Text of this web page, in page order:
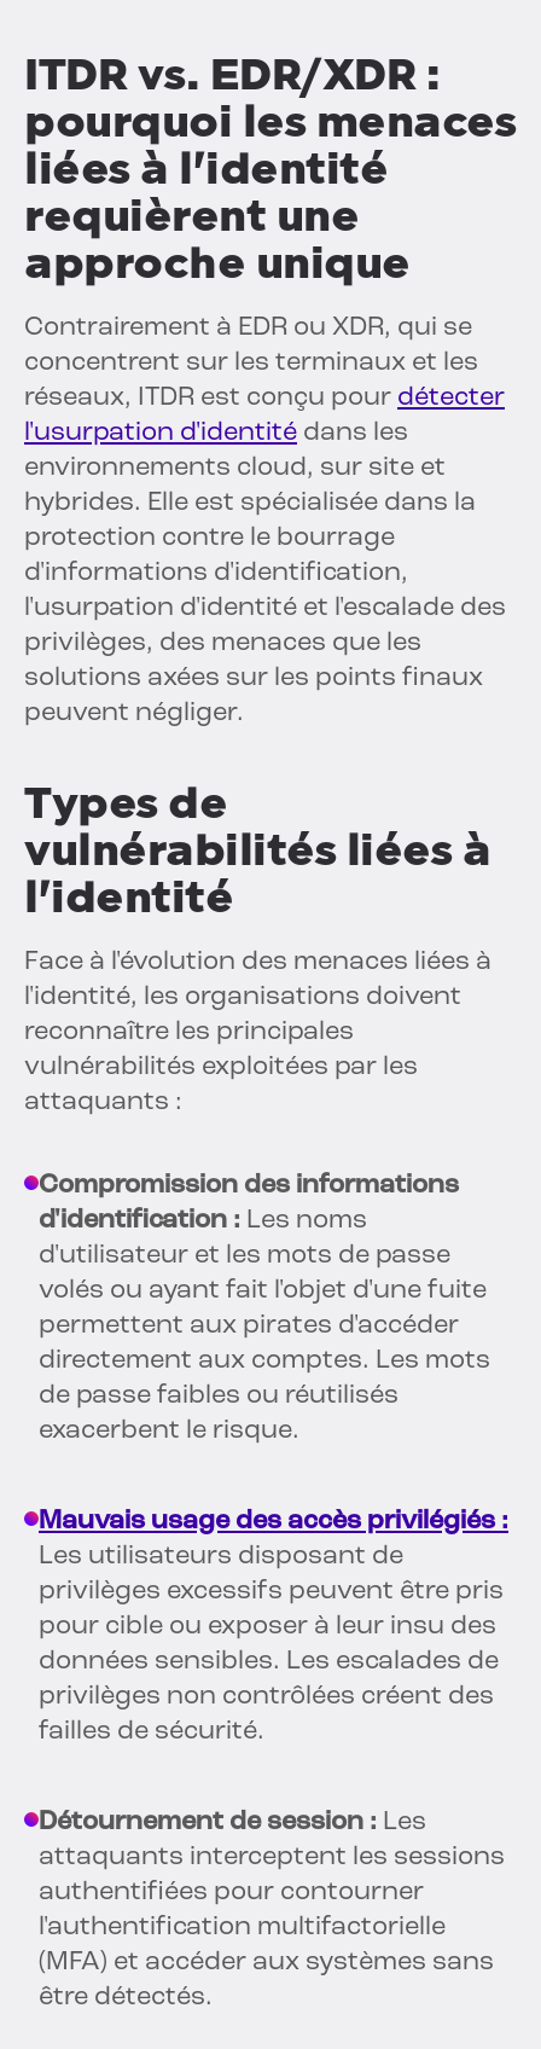
ITDR vs. EDR/XDR :
pourquoi les menaces
liées à l'identité
requièrent une
approche unique
Contrairement à EDR ou XDR, qui se
concentrent sur les terminaux et les
réseaux, ITDR est conçu pour détecter
l'usurpation d'identité dans les
environnements cloud, sur site et
hybrides. Elle est spécialisée dans la
protection contre le bourrage
d'informations d'identification,
l'usurpation d'identité et l'escalade des
privilèges, des menaces que les
solutions axées sur les points finaux
peuvent négliger.
Types de
vulnérabilités liées à
l'identité
Face à l'évolution des menaces liées à
l'identité, les organisations doivent
reconnaître les principales
vulnérabilités exploitées par les
attaquants :
Compromission des informations
d'identification : Les noms
d'utilisateur et les mots de passe
volés ou ayant fait l'objet d'une fuite
permettent aux pirates d'accéder
directement aux comptes. Les mots
de passe faibles ou réutilisés
exacerbent le risque.
Mauvais usage des accès privilégiés :
Les utilisateurs disposant de
privilèges excessifs peuvent être pris
pour cible ou exposer à leur insu des
données sensibles. Les escalades de
privilèges non contrôlées créent des
failles de sécurité.
Détournement de session : Les
attaquants interceptent les sessions
authentifiées pour contourner
l'authentification multifactorielle
(MFA) et accéder aux systèmes sans
être détectés.